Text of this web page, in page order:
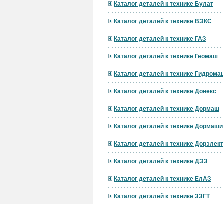
Каталог деталей к технике Булат
Каталог деталей к технике ВЭКС
Каталог деталей к технике ГАЗ
Каталог деталей к технике Геомаш
Каталог деталей к технике
Каталог деталей к технике Донекс
Каталог деталей к технике Дормаш
Каталог деталей к технике
Каталог деталей к технике
Каталог деталей к технике ДЭЗ
Каталог деталей к технике ЕлАЗ
Каталог деталей к технике ЗЗГТ